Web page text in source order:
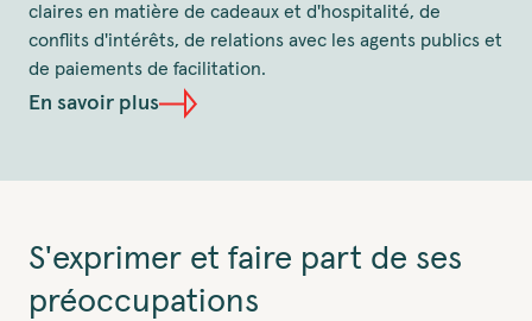
claires en matière de cadeaux et d'hospitalité, de
conflits d'intérêts, de relations avec les agents publics et
de paiements de facilitation.
En savoir plus
S'exprimer et faire part de ses
préoccupations